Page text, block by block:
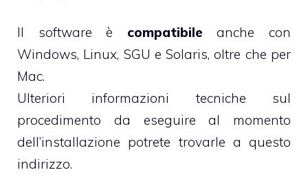
Il software è compatibile anche con
Windows, Linux, SGU e Solaris, oltre che per
Mac.
Ulteriori informazioni tecniche sul
procedimento da eseguire al momento
dell’installazione potrete trovarle a questo
indirizzo.